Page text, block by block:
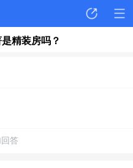
精装房吗？
答